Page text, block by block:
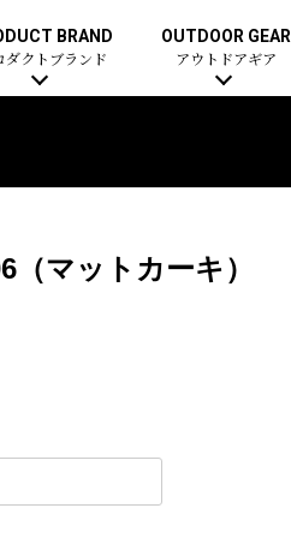
BRAND
ダクトブランド
OUTDOOR GEAR
アウトドアギア
マットカーキ）